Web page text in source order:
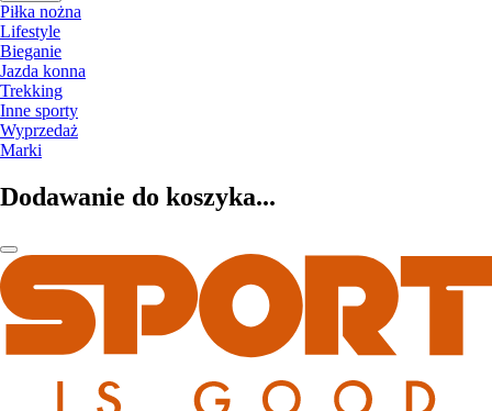
Piłka nożna
Lifestyle
Bieganie
Jazda konna
Trekking
Inne sporty
Wyprzedaż
Marki
Dodawanie do koszyka...